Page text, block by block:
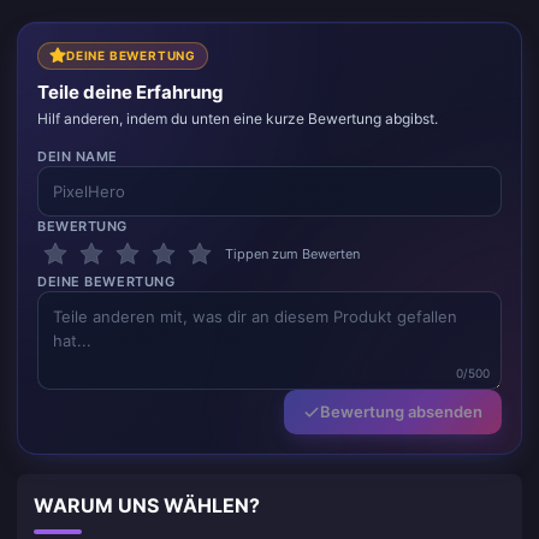
DEINE BEWERTUNG
Teile deine Erfahrung
Hilf anderen, indem du unten eine kurze Bewertung abgibst.
DEIN NAME
BEWERTUNG
Tippen zum Bewerten
DEINE BEWERTUNG
0/500
Bewertung absenden
WARUM UNS WÄHLEN?